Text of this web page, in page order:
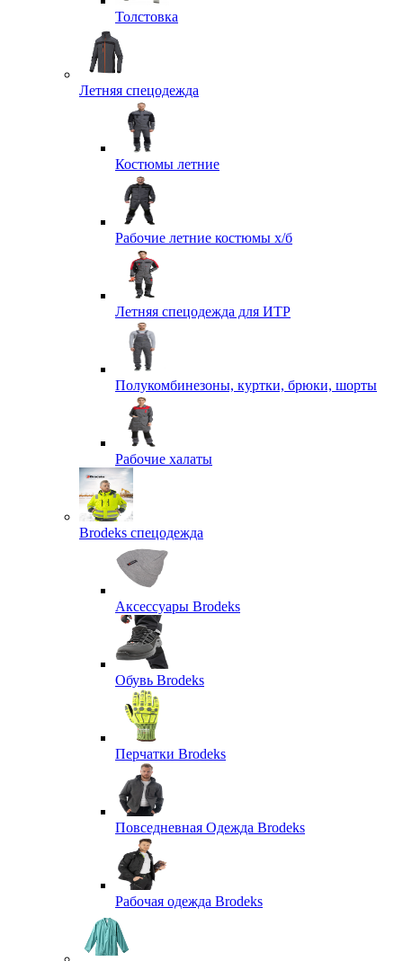
Толстовка
Летняя спецодежда
Костюмы летние
Рабочие летние костюмы х/б
Летняя спецодежда для ИТР
Полукомбинезоны, куртки, брюки, шорты
Рабочие халаты
Brodeks спецодежда
Аксессуары Brodeks
Обувь Brodeks
Перчатки Brodeks
Повседневная Одежда Brodeks
Рабочая одежда Brodeks